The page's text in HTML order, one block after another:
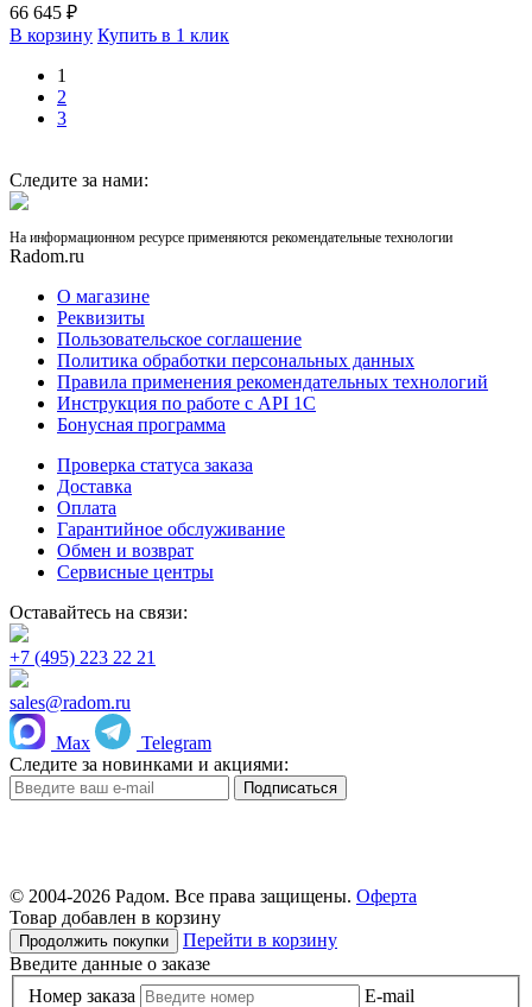
66 645 ₽
В корзину Купить в 1 клик
1
2
3
Следите за нами:
На информационном ресурсе применяются рекомендательные технологии
Radom.ru
О магазине
Реквизиты
Пользовательское соглашение
Политика обработки персональных данных
Правила применения рекомендательных технологий
Инструкция по работе с API 1C
Бонусная программа
Проверка статуса заказа
Доставка
Оплата
Гарантийное обслуживание
Обмен и возврат
Сервисные центры
Оставайтесь на связи:
+7 (495) 223 22 21
sales@radom.ru
Max
Telegram
Следите за новинками и акциями:
© 2004-2026 Радом. Все права защищены. Оферта
Товар добавлен в корзину
Продолжить покупки
Перейти в корзину
Введите данные о заказе
Номер заказа
E-mail